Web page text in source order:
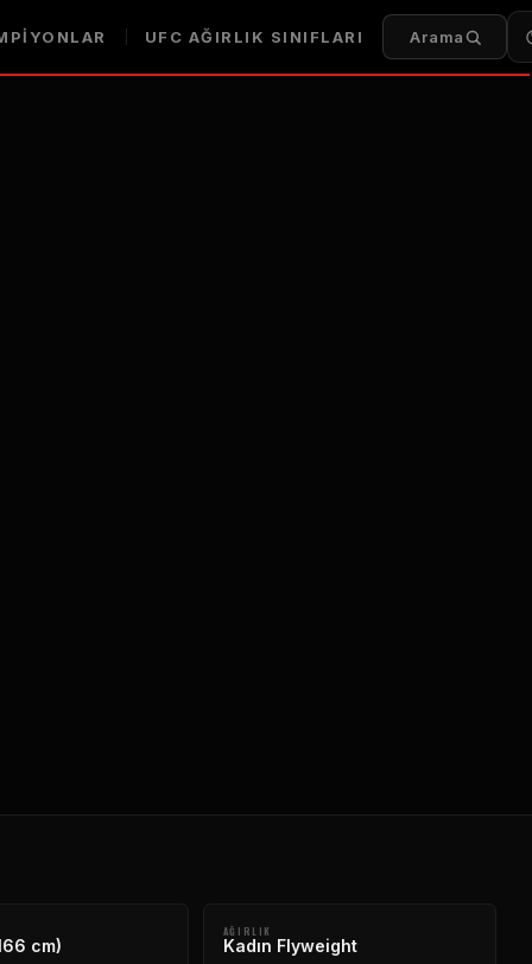
UFC AĞIRLIK SINIFLARI Arama
cm)
AĞIRLIK
Kadın Flyweight